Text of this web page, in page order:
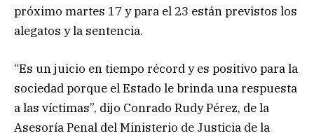
próximo martes 17 y para el 23 están previstos los
alegatos y la sentencia.
“Es un juicio en tiempo récord y es positivo para la
sociedad porque el Estado le brinda una respuesta
a las víctimas”, dijo Conrado Rudy Pérez, de la
Asesoría Penal del Ministerio de Justicia de la